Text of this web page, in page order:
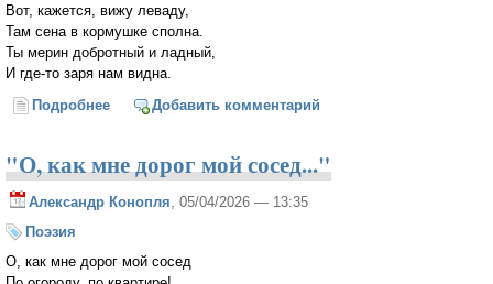
Вот, кажется, вижу леваду,
Там сена в кормушке сполна.
Ты мерин добротный и ладный,
И где-то заря нам видна.
Подробнее о Из капель плетёт паутину..."
Добавить комментарий
"О, как мне дорог мой сосед..."
Александр Конопля, 05/04/2026 — 13:35
Поэзия
О, как мне дорог мой сосед